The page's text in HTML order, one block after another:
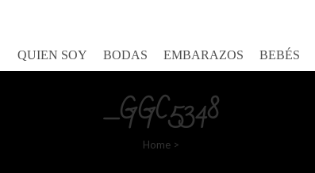
Goretty Gutierrez
QUIEN SOY BODAS EMBARAZOS BEBÉS
_GGC5348
Home >